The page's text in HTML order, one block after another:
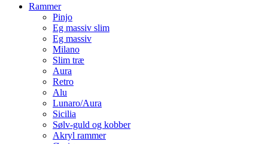
Rammer
Pinjo
Eg massiv slim
Eg massiv
Milano
Slim træ
Aura
Retro
Alu
Lunaro/Aura
Sicilia
Sølv-guld og kobber
Akryl rammer